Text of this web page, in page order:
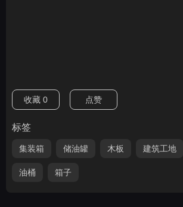
收藏 0 点赞
标签
集装箱 储油罐 木板 建筑工地
油桶 箱子